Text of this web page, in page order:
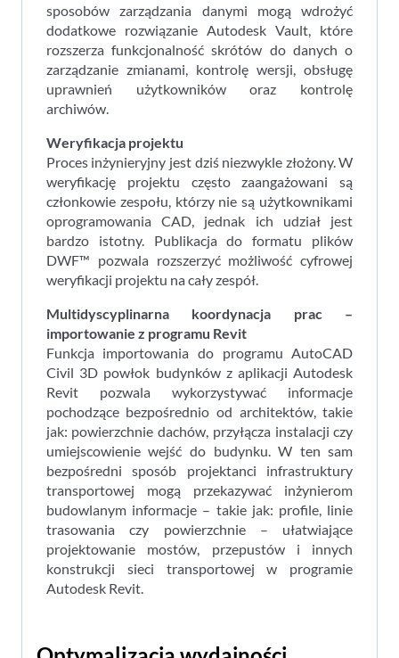
sposobów zarządzania danymi mogą wdrożyć
dodatkowe rozwiązanie Autodesk Vault, które
rozszerza funkcjonalność skrótów do danych o
zarządzanie zmianami, kontrolę wersji, obsługę
uprawnień użytkowników oraz kontrolę
archiwów.
Weryfikacja projektu
Proces inżynieryjny jest dziś niezwykle złożony. W
weryfikację projektu często zaangażowani są
członkowie zespołu, którzy nie są użytkownikami
oprogramowania CAD, jednak ich udział jest
bardzo istotny. Publikacja do formatu plików
DWF™ pozwala rozszerzyć możliwość cyfrowej
weryfikacji projektu na cały zespół.
Multidyscyplinarna koordynacja prac –
importowanie z programu Revit
Funkcja importowania do programu AutoCAD
Civil 3D powłok budynków z aplikacji Autodesk
Revit pozwala wykorzystywać informacje
pochodzące bezpośrednio od architektów, takie
jak: powierzchnie dachów, przyłącza instalacji czy
umiejscowienie wejść do budynku. W ten sam
bezpośredni sposób projektanci infrastruktury
transportowej mogą przekazywać inżynierom
budowlanym informacje – takie jak: profile, linie
trasowania czy powierzchnie – ułatwiające
projektowanie mostów, przepustów i innych
konstrukcji sieci transportowej w programie
Autodesk Revit.